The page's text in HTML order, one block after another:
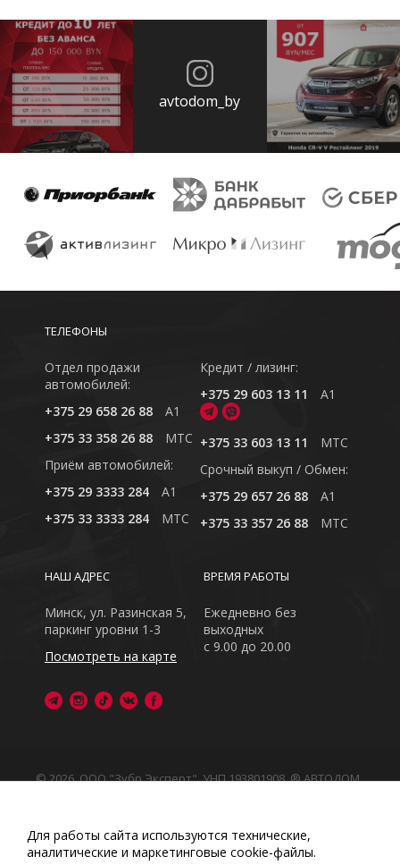
avtodom_by
ТЕЛЕФОНЫ
Отдел продажи
автомобилей:
+375 29 658 26 88
A1
+375 33 358 26 88
MTC
Приём автомобилей:
+375 29 3333 284
A1
+375 33 3333 284
MTC
Кредит / лизинг:
+375 29 603 13 11
A1
+375 33 603 13 11
MTC
Cрочный выкуп / Обмен:
+375 29 657 26 88
A1
+375 33 357 26 88
MTC
ВРЕМЯ РАБОТЫ
Ежедневно без
выходных
с 9.00 до 20.00
НАШ АДРЕС
Минск, ул. Разинская 5,
паркинг уровни 1-3
Посмотреть на карте
© 2026, ООО "Зубр Эксперт", УНП 193801908. ® АВТОДОМ
Обращаем Ваше внимание на то, что данный интернет-
сайт носит исключительно информационный характер
Любое использование либо копирование материалов
Для работы сайта используются технические,
аналитические и маркетинговые сооkіе-файлы.